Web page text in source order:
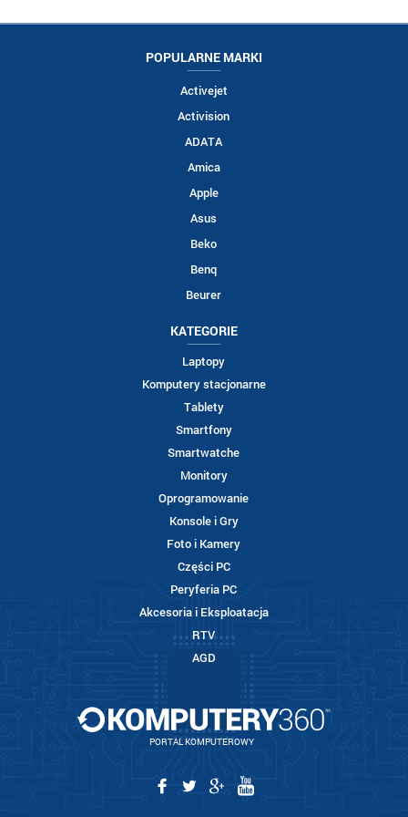
POPULARNE MARKI
Activejet
Activision
ADATA
Amica
Apple
Asus
Beko
Benq
Beurer
KATEGORIE
Laptopy
Komputery stacjonarne
Tablety
Smartfony
Smartwatche
Monitory
Oprogramowanie
Konsole i Gry
Foto i Kamery
Części PC
Peryferia PC
Akcesoria i Eksploatacja
RTV
AGD
PORTAL KOMPUTEROWY